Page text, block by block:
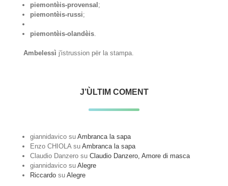
piemontèis-provensal ;
piemontèis-russi;
piemontèis-olandèis
Ambelessì j'istrussion për la stampa.
J’ÙLTIM COMENT
giannidavico suAmbranca la sapa
Enzo CHIOLA suAmbranca la sapa
Claudio Danzero suClaudio Danzero, Amore di masca
giannidavico suAlegre
Riccardo suAlegre